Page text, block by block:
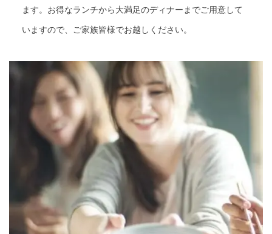
ます。お得なランチから大満足のディナーまでご用意して
いますので、ご家族皆様でお越しください。